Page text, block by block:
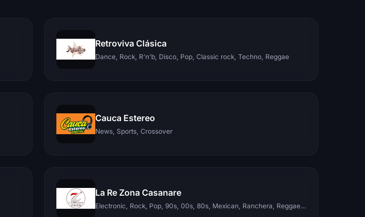
Retroviva Clásica
Dance, Rock, R'n'b, Disco, Pop, Classic rock, Techno, Reggae
Cauca Estereo
News, Sports, Crossover
La Re Zona Casanare
Electronic, Rock, Pop, 90s, 00s, 80s, Mexican, Ranchera, Reggaeton, Instrumental, Salsa, Merengue, Tropical, Romantic, Vallenato, Llanera